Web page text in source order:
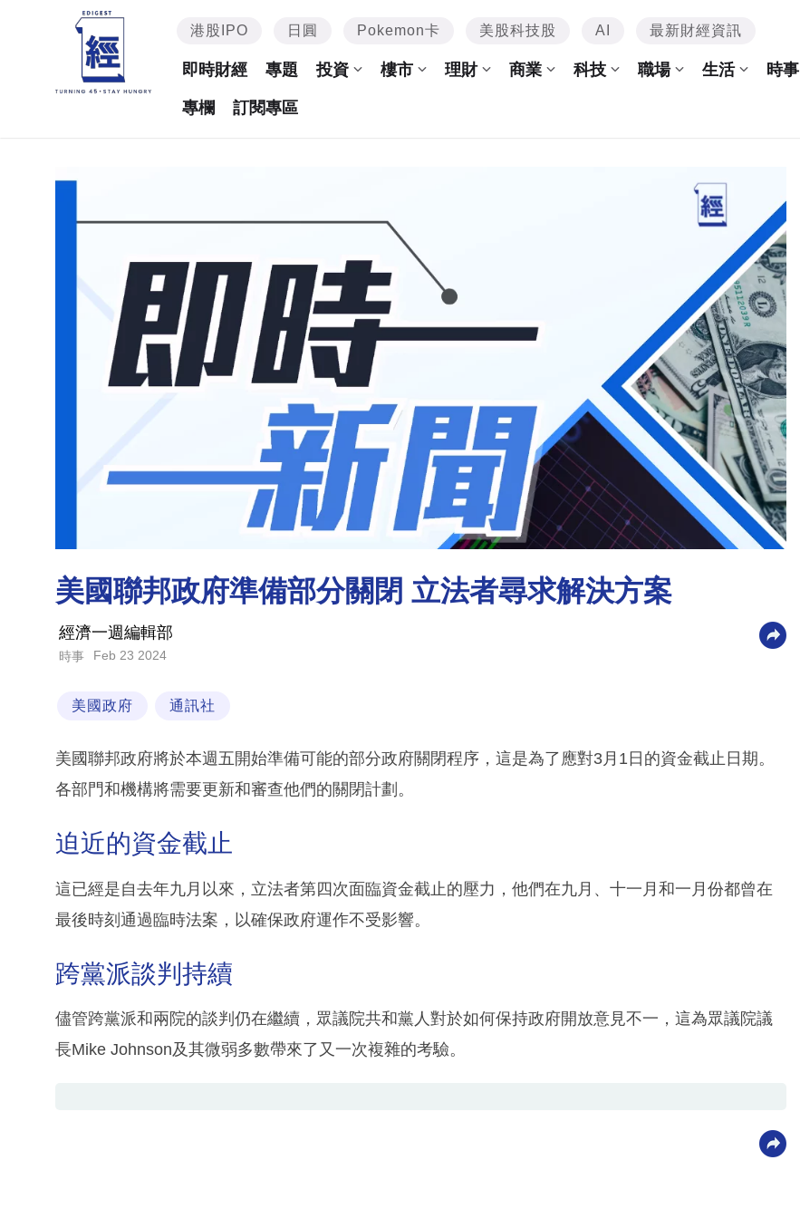
港股IPO 日圓 Pokemon卡 美股科技股 AI 最新財經資訊
即時財經 專題 投資 樓市 理財 商業 科技 職場 生活 時事
專欄 訂閱專區
美國聯邦政府準備部分關閉 立法者尋求解決方案
經濟一週編輯部
時事 Feb 23 2024
美國政府 通訊社
美國聯邦政府將於本週五開始準備可能的部分政府關閉程序，這是為了應對3月1日的資金截止日期。
各部門和機構將需要更新和審查他們的關閉計劃。
迫近的資金截止
這已經是自去年九月以來，立法者第四次面臨資金截止的壓力，他們在九月、十一月和一月份都曾在
最後時刻通過臨時法案，以確保政府運作不受影響。
跨黨派談判持續
儘管跨黨派和兩院的談判仍在繼續，眾議院共和黨人對於如何保持政府開放意見不一，這為眾議院議
長Mike Johnson及其微弱多數帶來了又一次複雜的考驗。